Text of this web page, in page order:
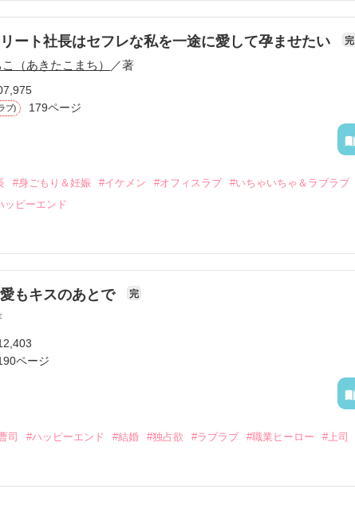
ていた美桜。
二人の関係は壊れてしまう。
両親の離婚によって
れ離れになった。
った。
平は
っ直ぐに告げてきた。
カー被害に
案してきて――。
再び動き出す。
ート社長はセフレな私を一途に愛して孕ませたい 完
（あきたこまち） ／著
ブ) 179ページ
#身ごもり＆妊娠 #イケメン #オフィスラブ
#いちゃいちゃ＆ラブラブ
ッピーエンド
いもあり一夜限りの関係となる。
ナイトした美青年と再会。なんと彼の正体は、とある財閥御曹司に
た新進気鋭の実業家、社内でも冷徹だと評判な社長――御影恭司その
命じられた美桜は、猫の世話を口実にしばしば呼び出された上、二
もキスのあとで 完
ページ
司 #ハッピーエンド #結婚 #独占欲 #ラブラブ #職業ヒーロー #上司